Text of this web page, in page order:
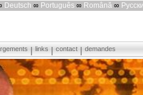
Deutsch ∞ Português ∞ Română ∞
links contact demandes